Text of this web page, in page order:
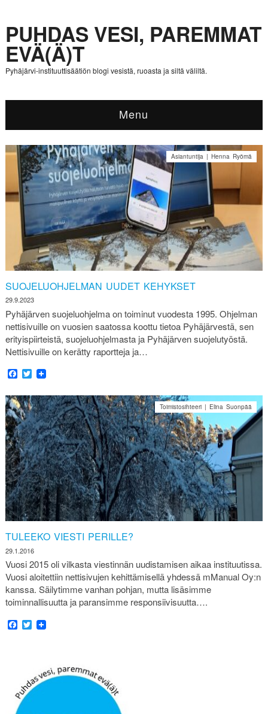
PUHDAS VESI, PAREMMAT
EVÄ(Ä)T
Pyhäjärvi-instituuttisäätiön blogi vesistä, ruoasta ja siltä väliltä.
Menu
SUOJELUOHJELMAN UUDET KEHYKSET
29.9.2023
Asiantuntija | Henna Ryömä
Pyhäjärven suojeluohjelma on toiminut vuodesta 1995. Ohjelman
nettisivuille on vuosien saatossa koottu tietoa Pyhäjärvestä, sen
erityispiirteistä, suojeluohjelmasta ja Pyhäjärven suojelutyöstä.
Nettisivuille on kerätty raportteja ja…
Facebook
Twitter
TULEEKO VIESTI PERILLE?
29.1.2016
Toimistosihteeri | Elina Suonpää
Vuosi 2015 oli vilkasta viestinnän uudistamisen aikaa instituutissa.
Vuosi aloitettiin nettisivujen kehittämisellä yhdessä mManual Oy:n
kanssa. Säilytimme vanhan pohjan, mutta lisäsimme
toiminnallisuutta ja paransimme responsiivisuutta….
Facebook
Twitter